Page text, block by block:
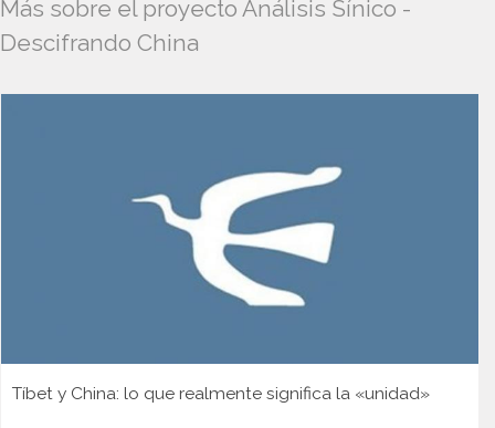
Más sobre el proyecto Análisis Sínico -
Descifrando China
Tíbet y China: lo que realmente significa la «unidad»